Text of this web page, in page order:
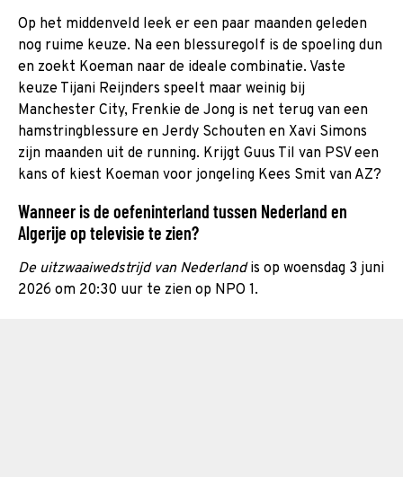
Op het middenveld leek er een paar maanden geleden
nog ruime keuze. Na een blessuregolf is de spoeling dun
en zoekt Koeman naar de ideale combinatie. Vaste
keuze Tijani Reijnders speelt maar weinig bij
Manchester City, Frenkie de Jong is net terug van een
hamstringblessure en Jerdy Schouten en Xavi Simons
zijn maanden uit de running. Krijgt Guus Til van PSV een
kans of kiest Koeman voor jongeling Kees Smit van AZ?
Wanneer is de oefeninterland tussen Nederland en
Algerije op televisie te zien?
De uitzwaaiwedstrijd van Nederlandis op woensdag 3 juni
2026 om 20:30 uur te zien op NPO 1.